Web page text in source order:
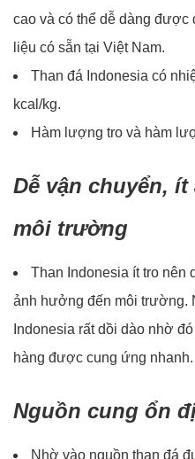
cao và có thể dễ dàng được
liệu có sẵn tại Việt Nam.
Than đá Indonesia có
kcal/kg.
Hàm lượng tro và hàm
Dễ vận chuyển,
môi trường
Than Indonesia ít tro nên
ảnh hưởng đến môi trường.
Indonesia rất dồi dào nhờ
hàng được cung ứng nhanh.
Nguồn cung ổn
Nhờ vào nguồn than đá